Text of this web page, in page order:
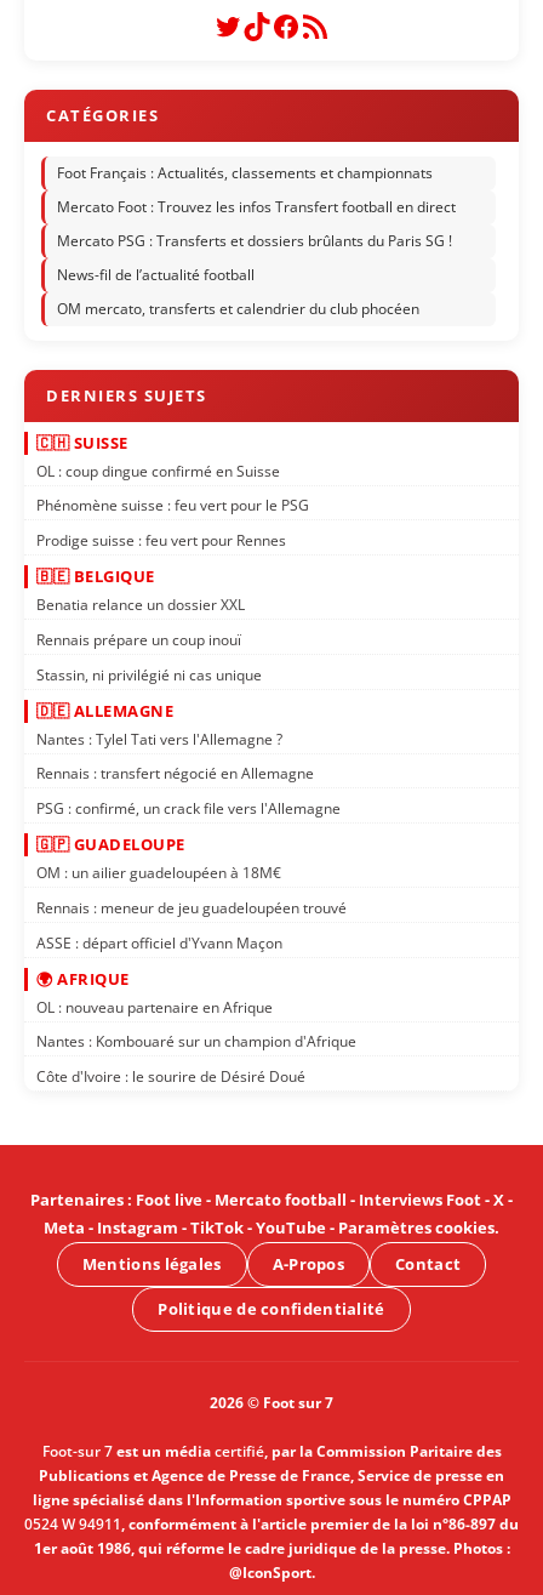
Twitter
TikTok
Facebook
Flux RSS
Foot Français : Actualités, classements et championnats
Mercato Foot : Trouvez les infos Transfert football en direct
Mercato PSG : Transferts et dossiers brûlants du Paris SG !
News-fil de l’actualité football
OM mercato, transferts et calendrier du club phocéen
🇨🇭 SUISSE
OL : coup dingue confirmé en Suisse
Phénomène suisse : feu vert pour le PSG
Prodige suisse : feu vert pour Rennes
🇧🇪 BELGIQUE
Benatia relance un dossier XXL
Rennais prépare un coup inouï
Stassin, ni privilégié ni cas unique
🇩🇪 ALLEMAGNE
Nantes : Tylel Tati vers l'Allemagne ?
Rennais : transfert négocié en Allemagne
PSG : confirmé, un crack file vers l'Allemagne
🇬🇵 GUADELOUPE
OM : un ailier guadeloupéen à 18M€
Rennais : meneur de jeu guadeloupéen trouvé
ASSE : départ officiel d'Yvann Maçon
🌍 AFRIQUE
OL : nouveau partenaire en Afrique
Nantes : Kombouaré sur un champion d'Afrique
Côte d'Ivoire : le sourire de Désiré Doué
Partenaires: Foot live- Mercato football - Interviews Foot-X-
Meta - Instagram -TikTok-YouTube- Paramètres cookies.
Mentions légales
A-Propos Contact
Politique de confidentialité
2026 © Foot sur 7
Foot-sur 7est un médiacertifié, par la Commission Paritaire des
Publications et Agence de Presse de France, Service de presse en
ligne spécialisé dans l'Information sportive sous le numéro CPPAP
0524 W 94911, conformément à l'article premier de la loi n°86-897 du
1er août 1986, qui réforme le cadre juridique de la presse. Photos :
@IconSport.